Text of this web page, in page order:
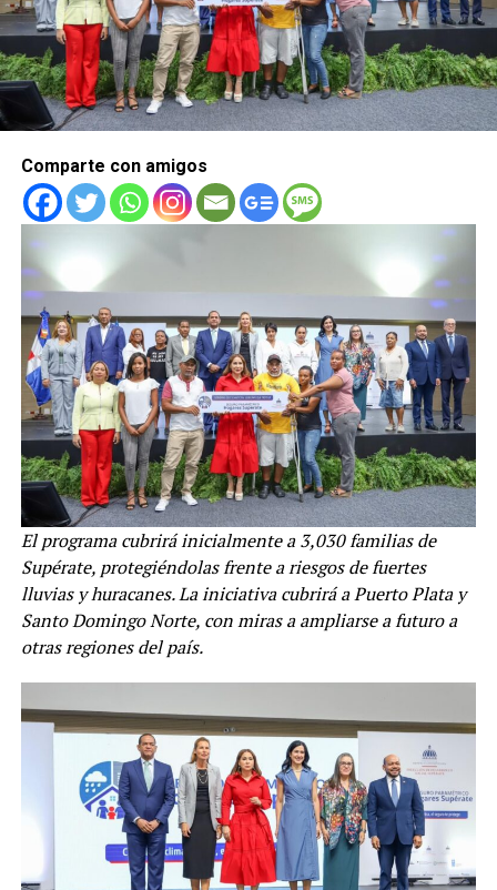
Comparte con amigos
El programa cubrirá inicialmente a 3,030 familias de
Supérate, protegiéndolas frente a riesgos de fuertes
lluvias y huracanes. La iniciativa cubrirá a Puerto Plata y
Santo Domingo Norte, con miras a ampliarse a futuro a
otras regiones del país.